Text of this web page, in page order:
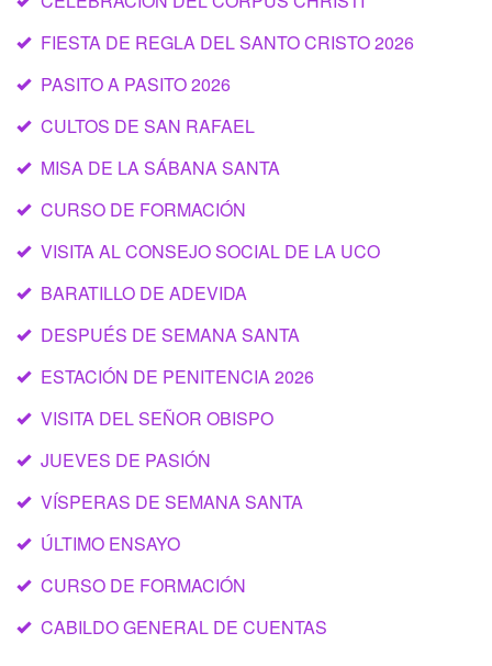
FIESTA DE REGLA DEL SANTO CRISTO 2026
PASITO A PASITO 2026
CULTOS DE SAN RAFAEL
MISA DE LA SÁBANA SANTA
CURSO DE FORMACIÓN
VISITA AL CONSEJO SOCIAL DE LA UCO
BARATILLO DE ADEVIDA
DESPUÉS DE SEMANA SANTA
ESTACIÓN DE PENITENCIA 2026
VISITA DEL SEÑOR OBISPO
JUEVES DE PASIÓN
VÍSPERAS DE SEMANA SANTA
ÚLTIMO ENSAYO
CURSO DE FORMACIÓN
CABILDO GENERAL DE CUENTAS